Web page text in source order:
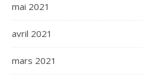
mai 2021
avril 2021
mars 2021